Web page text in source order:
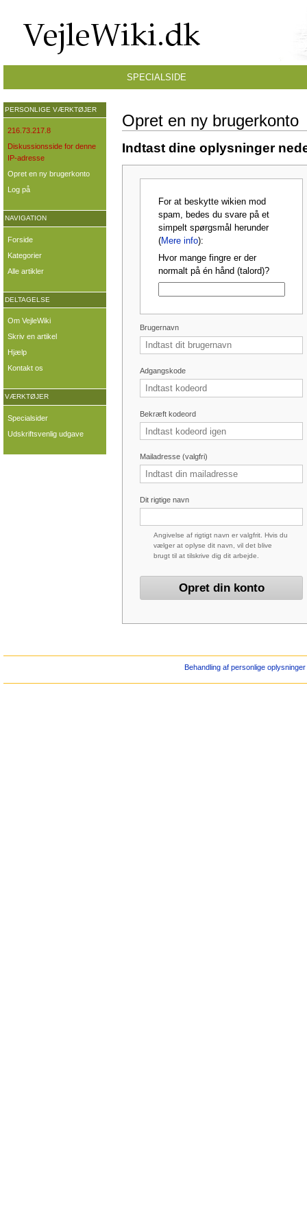
Opret en ny brugerkonto
Indtast dine oplysninger
For at beskytte wikien mod
spam, bedes du svare på et
simpelt spørgsmål herunder
(Mere info):
Hvor mange fingre er der
normalt på én hånd (talord)?
Brugernavn
Adgangskode
Bekræft kodeord
Mailadresse (valgfri)
Dit rigtige navn
Angivelse af rigtigt navn er valgfrit. Hvis du
vælger at oplyse dit navn, vil det blive
brugt til at tilskrive dig dit arbejde.
SPECIALSIDE
PERSONLIGE VÆRKTØJER
216.73.217.8
Diskussionsside for denne
IP-adresse
Opret en ny brugerkonto
Log på
NAVIGATION
Forside
Kategorier
Alle artikler
DELTAGELSE
Om VejleWiki
Skriv en artikel
Hjælp
Kontakt os
VÆRKTØJER
Specialsider
Udskriftsvenlig udgave
Behandling af personlige oplysninger